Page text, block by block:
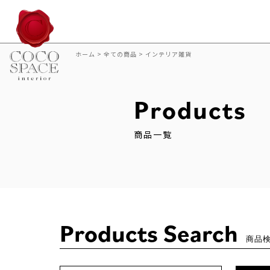
ホーム > 全ての商品 > インテリア雑貨
Products
商品一覧
Products Search 商品